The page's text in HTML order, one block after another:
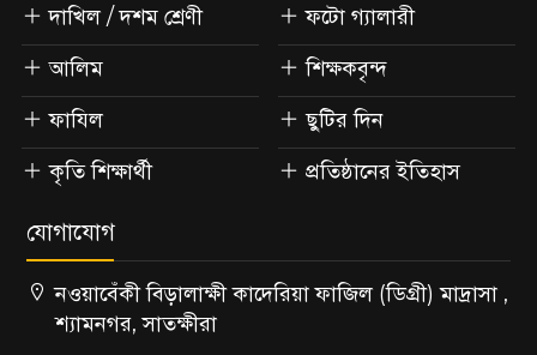
দাখিল / দশম শ্রেণী
আলিম
ফাযিল
কৃতি শিক্ষার্থী
ফটো গ্যালারী
শিক্ষকবৃন্দ
ছুটির দিন
প্রতিষ্ঠানের ইতিহাস
যোগাযোগ
নওয়াবেঁকী বিড়ালাক্ষী কাদেরিয়া ফাজিল (ডিগ্রী) মাদ্রাসা ,
শ্যামনগর, সাতক্ষীরা